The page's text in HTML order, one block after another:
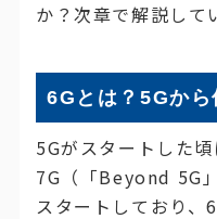
か？次章で解説して
6Gとは？5Gから
5Gがスタートした
7G（「Beyond 5G
スタートしており、